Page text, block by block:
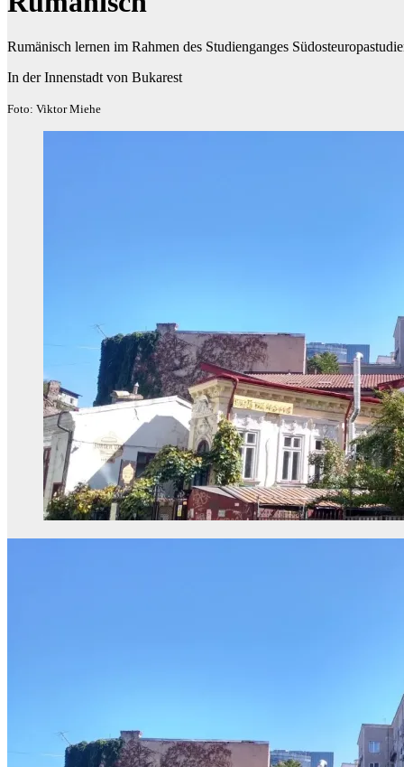
Rumänisch lernen im Rahmen des Studienganges
In der Innenstadt von Bukarest
Foto: Viktor Miehe